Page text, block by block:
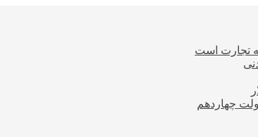
تجارت است
چهاردهم